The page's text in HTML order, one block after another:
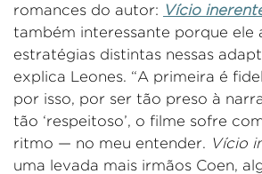
romances do autor: Vício
também interessante porque ele
estratégias distintas nessas
explica Leones. “A primeira é
por isso, por ser tão preso à
tão ‘respeitoso’, o filme sofre
ritmo — no meu entender. Vício
uma levada mais irmãos Coen,